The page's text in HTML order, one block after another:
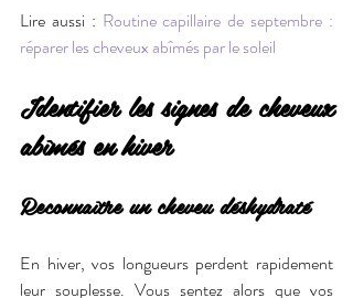
Lire aussi : Routine capillaire de septembre :
réparer les cheveux abîmés par le soleil
Identifier les signes de cheveux
abîmés en hiver
Reconnaître un cheveu déshydraté
En hiver, vos longueurs perdent rapidement
leur souplesse. Vous sentez alors que vos